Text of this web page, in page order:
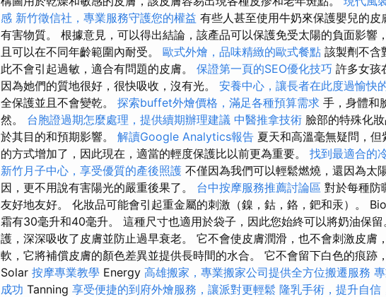
感 新竹徵信社，專業服務守護您的權益 有些人甚至使用牛奶來保護嬰兒的
有害物質。 根據意見，可以得出結論，該產品可以保護免受太陽的負面影響
且可以在不同年齡範圍內耐受。 歐式外燴，品味精緻的歐式餐點 該製劑不含
此不會引起過敏，適合有問題的皮膚。 保證第一頁的SEO優化技巧 許多女孩
因為她們的質地很好，很快吸收，沒有光。 安養中心，讓長者在此度過愉快
全保護並且不會變乾。 探索buffet外燴價格，滿足各種預算需求 手，身體和
然。 台胞證過期怎麼處理，提供續期辦理建議 中醫推拿技術 臉部的特殊化
於其目的和預期影響。 解讀Google Analytics報告 夏天和高溫毫無疑問，
的方式增加了，因此現在，適當的輕度保護比以前更為重要。 找到最適合的
新竹月子中心，享受優質的產後照護 不僅因為我們可以輕鬆燃燒，還因為太
因，更不用說有害陽光的嚴重後果了。 台中按摩服務推薦討論區 對於每種防
友好地友好。 化妝品可能會引起重金屬的刺激（鎳，鈷，鉻，鈀和汞）。
霜有30毫升和40毫升。 這種尺寸也適用於袋子，因此您始終可以將奶油保
護，深深吸收了皮膚並防止過早衰老。 它不會使皮膚潤滑，也不會刺激皮膚
軟，它將補​​償皮膚的顏色差異並提供長時間的水合。 它不會留下白色的痕跡
Solar 按摩專業教學 Energy 高雄搬家，專業搬家公司提供全方位搬遷服務
成功 Tanning 享受便捷的到府外燴服務，讓派對更輕鬆 隆乳手術，提升自信